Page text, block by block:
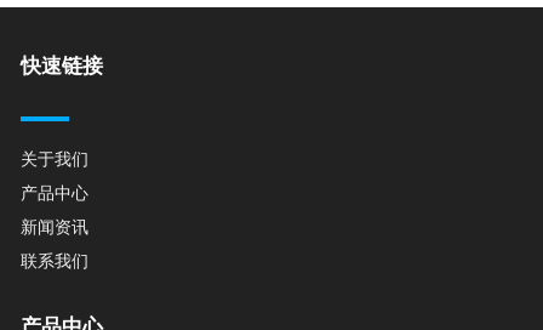
快速链接
关于我们
产品中心
新闻资讯
联系我们